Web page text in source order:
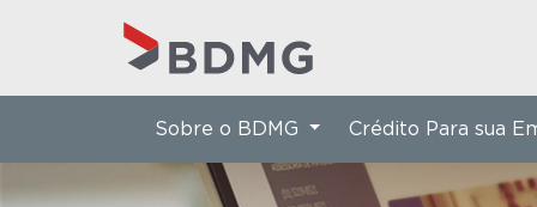
Sobre o BDMG Crédito Para sua